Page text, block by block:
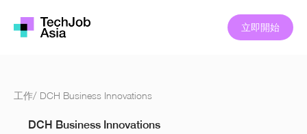
立即開始
工作/ DCH Business Innovations
DCH Business Innovations